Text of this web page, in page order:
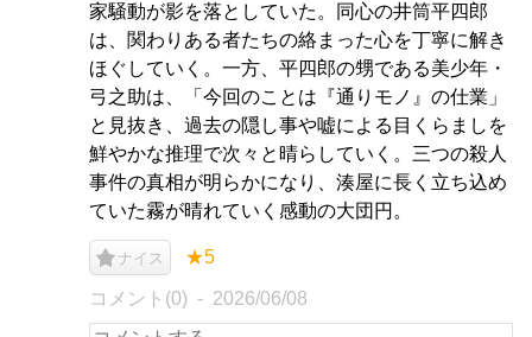
家騒動が影を落としていた。同心の井筒平四郎
は、関わりある者たちの絡まった心を丁寧に解き
ほぐしていく。一方、平四郎の甥である美少年・
弓之助は、「今回のことは『通りモノ』の仕業」
と見抜き、過去の隠し事や嘘による目くらましを
鮮やかな推理で次々と晴らしていく。三つの殺人
事件の真相が明らかになり、湊屋に長く立ち込め
ていた霧が晴れていく感動の大団円。
ナイス ★5
コメント(0) 2026/06/08